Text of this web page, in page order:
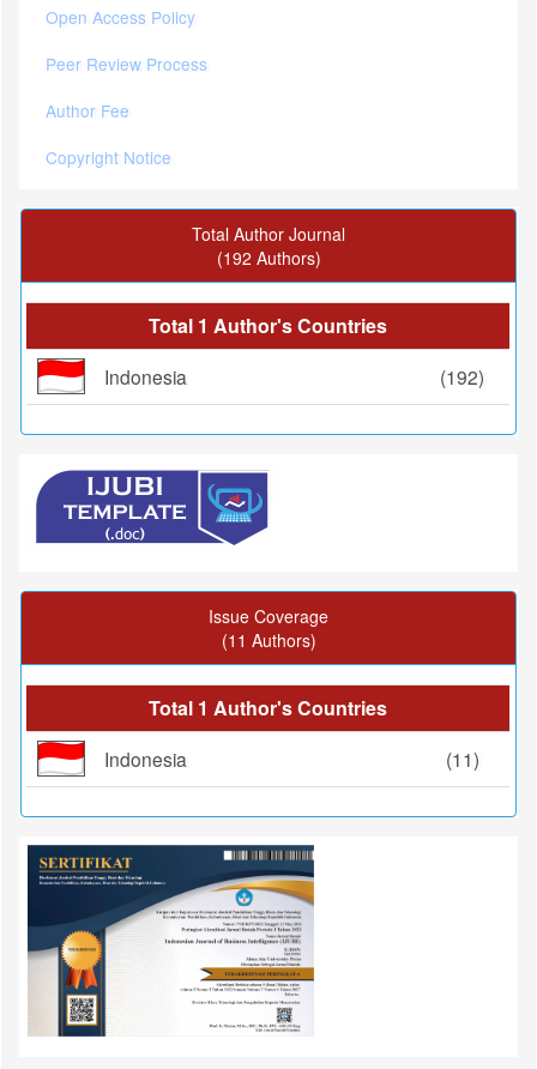
Open Access Policy
Peer Review Process
Author Fee
Copyright Notice
Total Author Journal
(192 Authors)
Total 1 Author's Countries
Indonesia (192)
Issue Coverage
(11 Authors)
Total 1 Author's Countries
Indonesia (11)